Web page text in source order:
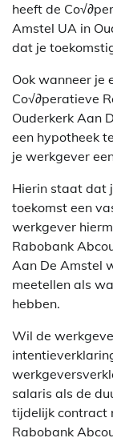
heeft de
Amstel UA in
dat je
Ook wanneer je
Co√∂peratieve
Ouderkerk Aan
een hypotheek
je werkgever
Hierin staat dat
toekomst een
werkgever
Rabobank
Aan De Amstel
meetellen als
hebben.
Wil de
salaris als de
tijdelijk contract
Rabobank